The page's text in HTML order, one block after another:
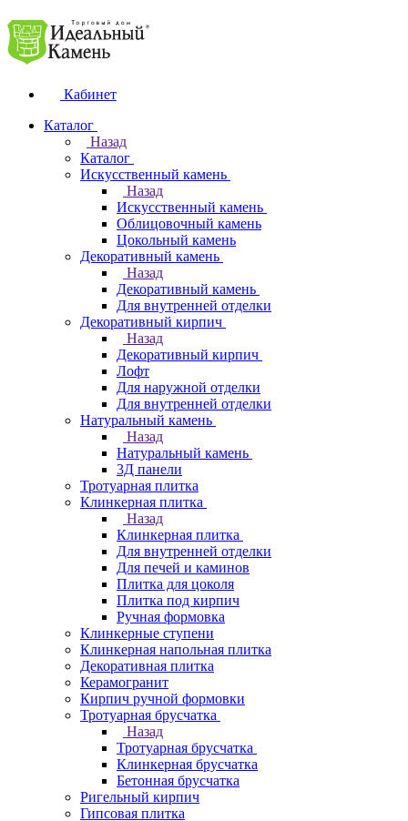
Кабинет
Каталог
Назад
Каталог
Искусственный камень
Назад
Искусственный камень
Облицовочный камень
Цокольный камень
Декоративный камень
Назад
Декоративный камень
Для внутренней отделки
Декоративный кирпич
Назад
Декоративный кирпич
Лофт
Для наружной отделки
Для внутренней отделки
Натуральный камень
Назад
Натуральный камень
3Д панели
Тротуарная плитка
Клинкерная плитка
Назад
Клинкерная плитка
Для внутренней отделки
Для печей и каминов
Плитка для цоколя
Плитка под кирпич
Ручная формовка
Клинкерные ступени
Клинкерная напольная плитка
Декоративная плитка
Керамогранит
Кирпич ручной формовки
Тротуарная брусчатка
Назад
Тротуарная брусчатка
Клинкерная брусчатка
Бетонная брусчатка
Ригельный кирпич
Гипсовая плитка